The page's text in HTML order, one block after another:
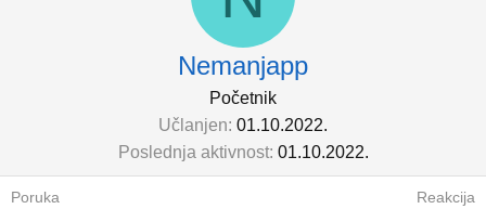
Nemanjapp
Početnik
Učlanjen 01.10.2022.
Poslednja aktivnost 01.10.2022.
Poruka Reakcija